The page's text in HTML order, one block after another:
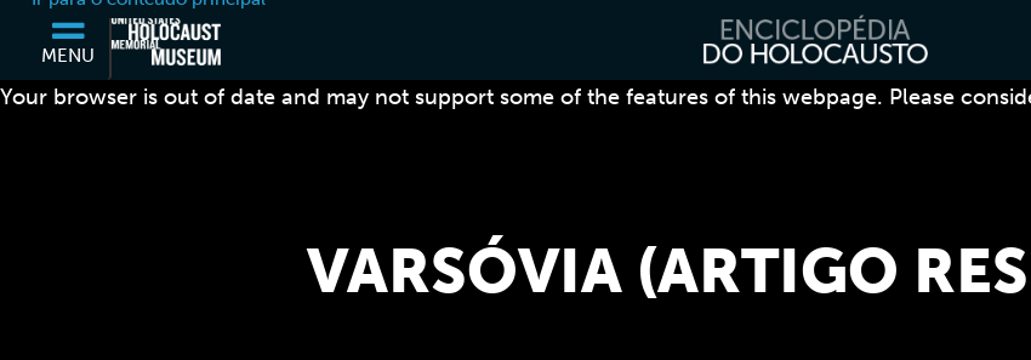
MENU
Your browser is out of date and may not support some of the features of this webpage. Please
VARSÓVIA (ARTIGO